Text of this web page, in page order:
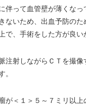
って血管壁が薄くな
いため、出血予防の
、手術をした方が良い
射しながらＣＴを撮
。
＜１＞５～７ミリ以